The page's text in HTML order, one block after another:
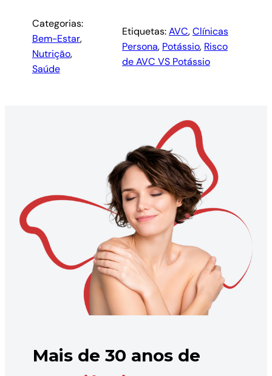
Categorias:
Bem-Estar,
Nutrição,
Saúde
Etiquetas:AVC, Clínicas
Persona, Potássio, Risco
de AVC VS Potássio
Mais de 30 anos de